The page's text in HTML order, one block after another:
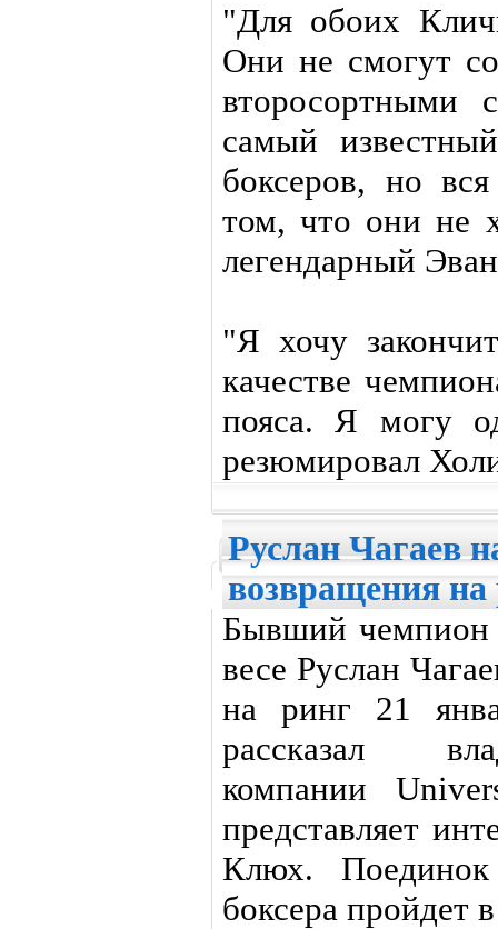
"Для обоих
Они не смогут
самый
боксеров, но
том, что они не
легендарный
"Я хочу
качестве
пояса. Я могу
резюмировал
Руслан Чагаев
возвращения на
Бывший чемпион
весе Руслан
на ринг 21
рассказал
компании
представляет
Клюх. Поединок
боксера пройдет